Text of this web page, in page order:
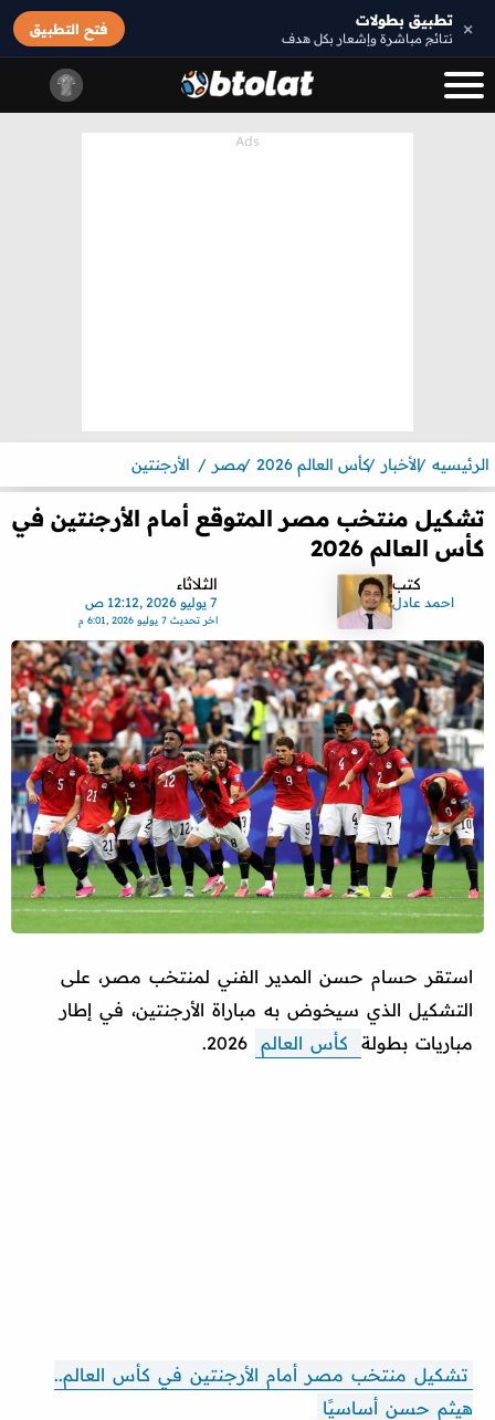
× تطبيق بطولات
نتائج مباشرة وإشعار بكل هدف
فتح التطبيق
الرئيسيه الأخبار كأس العالم 2026 مصر الأرجنتين
تشكيل منتخب مصر المتوقع أمام الأرجنتين في
كأس العالم 2026
كتب
احمد عادل
الثلاثاء
7 يوليو 2026 ,12:12 ص
اخر تحديث7 يوليو 2026 ,6:01 م
استقر حسام حسن المدير الفني لمنتخب مصر، على
التشكيل الذي سيخوض به مباراة الأرجنتين، في إطار
مباريات بطولة
كأس العالم
تشكيل منتخب مصر أمام الأرجنتين في كأس العالم..
هيثم حسن أساسيًا